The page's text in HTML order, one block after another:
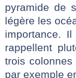
pyramide de
légère les
importance. Il
rappellent
trois
par exemple